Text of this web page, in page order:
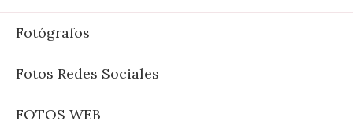
Fotógrafos
Fotos Redes Sociales
FOTOS WEB